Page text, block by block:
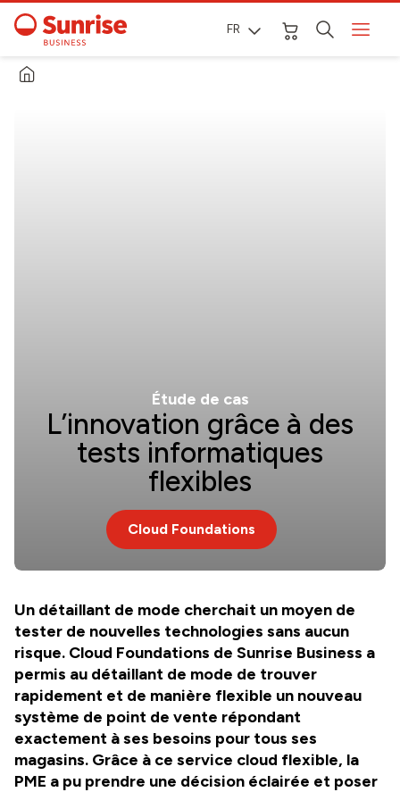
FR
Étude de cas
L’innovation grâce à des
tests informatiques
flexibles
Cloud Foundations
Un détaillant de mode cherchait un moyen de
tester de nouvelles technologies sans aucun
risque. Cloud Foundations de Sunrise Business a
permis au détaillant de mode de trouver
rapidement et de manière flexible un nouveau
système de point de vente répondant
exactement à ses besoins pour tous ses
magasins. Grâce à ce service cloud flexible, la
PME a pu prendre une décision éclairée et poser